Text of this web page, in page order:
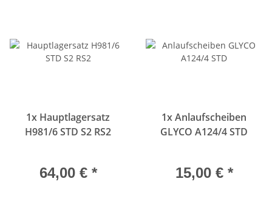
1x Hauptlagersatz
H981/6 STD S2 RS2
64,00 € *
1xAnlaufscheiben
GLYCO A124/4 STD
15,00 € *